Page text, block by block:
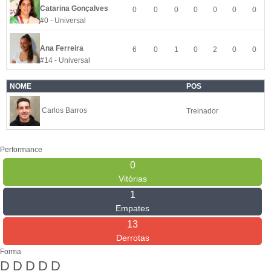
Catarina Gonçalves
#0 - Universal
0 0 0 0 0 0 0
Ana Ferreira
#14 - Universal
6 0 1 0 2 0 0
NOME POS
Carlos Barros Treinador
Performance
0
Vitórias
1
Empates
13
Derrotas
Forma
D D D D D